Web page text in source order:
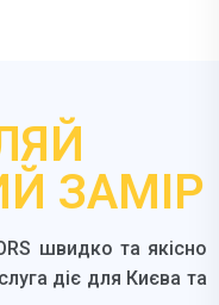
ЗАМІР
швидко та якісно
діє для Києва та